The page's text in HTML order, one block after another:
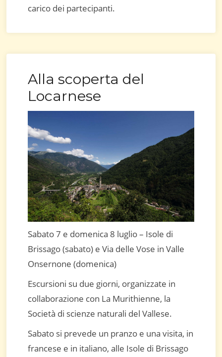
carico dei partecipanti.
Alla scoperta del
Locarnese
Sabato 7 e domenica 8 luglio – Isole di
Brissago (sabato) e Via delle Vose in Valle
Onsernone (domenica)
Escursioni su due giorni, organizzate in
collaborazione con La Murithienne, la
Società di scienze naturali del Vallese.
Sabato si prevede un pranzo e una visita, in
francese e in italiano, alle Isole di Brissago